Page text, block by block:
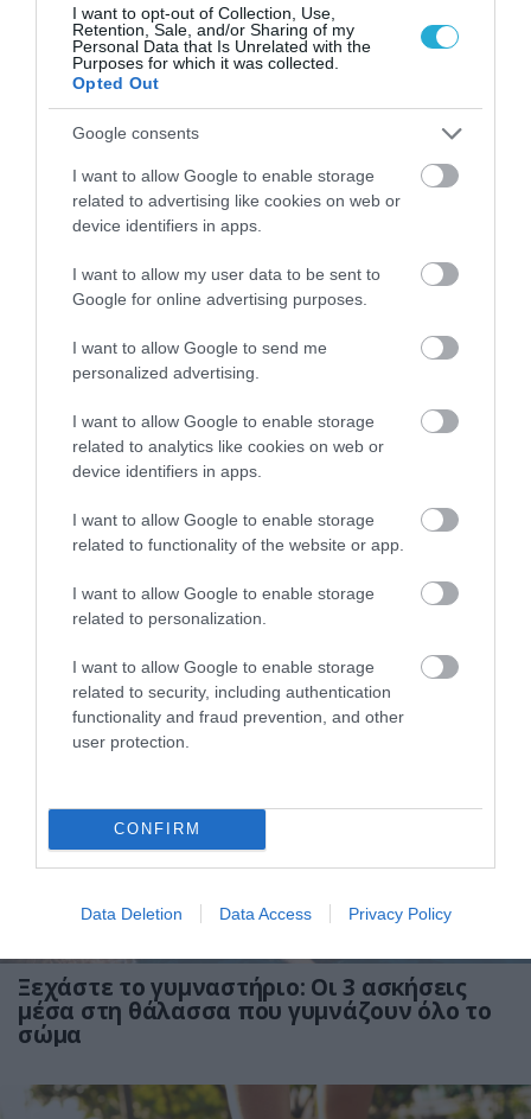
I want to opt-out of Collection, Use,
Retention, Sale, and/or Sharing of my
Personal Data that Is Unrelated with the
Purposes for which it was collected.
Opted Out
Google consents
I want to allow Google to enable storage
related to advertising like cookies on web or
device identifiers in apps.
I want to allow my user data to be sent to
Google for online advertising purposes.
I want to allow Google to send me
personalized advertising.
I want to allow Google to enable storage
related to analytics like cookies on web or
device identifiers in apps.
I want to allow Google to enable storage
related to functionality of the website or app.
I want to allow Google to enable storage
related to personalization.
I want to allow Google to enable storage
related to security, including authentication
functionality and fraud prevention, and other
user protection.
CONFIRM
Data Deletion Data Access Privacy Policy
Απώλεια βάρους: Πόσα χιλιόμετρα πρέπει
να περπατήσετε για να «κάψετε» ένα κιλό
λίπους;
05.07.2026 09:01
Γιατί οι γιατροί λένε ότι το περπάτημα
είναι το καλύτερο «φάρμακο»
Ξεχάστε το γυμναστήριο: Οι 3 ασκήσεις
μέσα στη θάλασσα που γυμνάζουν όλο το
σώμα